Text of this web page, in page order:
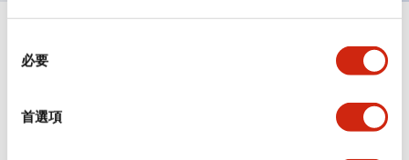
必要
首選項
規格 顯示全部+